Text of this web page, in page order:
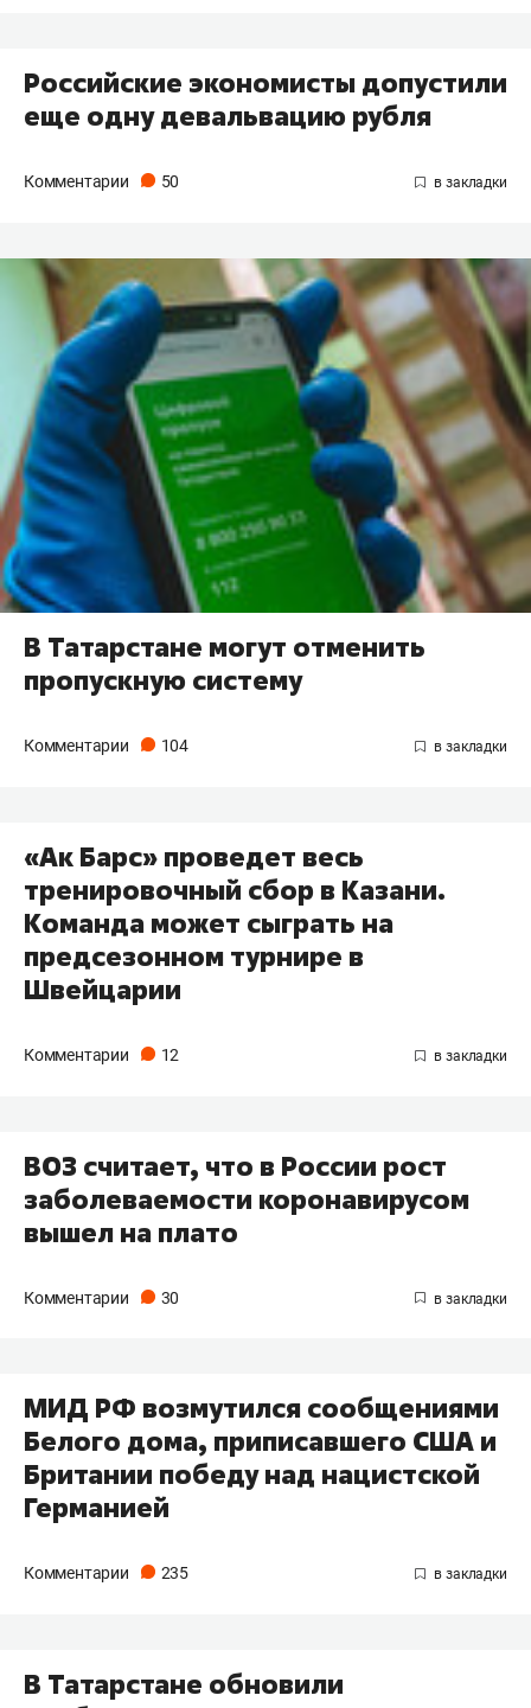
Российские экономисты допустили
еще одну девальвацию рубля
Комментарии 50
В Татарстане могут отменить
пропускную систему
Комментарии 104
«Ак Барс» проведет весь
тренировочный сбор в Казани.
Команда может сыграть на
предсезонном турнире в
Швейцарии
Комментарии 12
ВОЗ считает, что в России рост
заболеваемости коронавирусом
вышел на плато
Комментарии 30
МИД РФ возмутился сообщениями
Белого дома, приписавшего США и
Британии победу над нацистской
Германией
Комментарии 235
В Татарстане обновили